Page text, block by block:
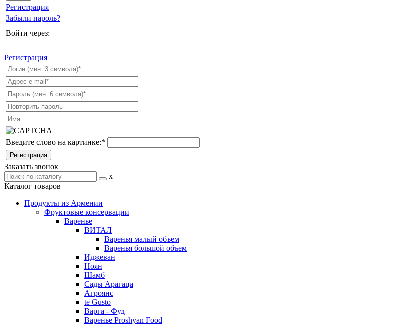
Регистрация
Забыли пароль?
Войти через:
Регистрация
Введите слово на картинке:*
Заказать звонок
x
Каталог товаров
Продукты из Армении
Фруктовые консервации
Варенье
ВИТАЛ
Варенья малый объем
Варенья большой объем
Иджеван
Ноян
Шамб
Сады Арагаца
Агроянс
te Gusto
Варга - Фуд
Варенье Proshyan Food